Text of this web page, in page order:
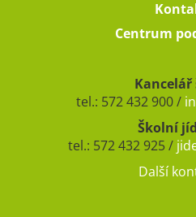
Centrum
Kancelář
tel.: 572 432 900 /
Školní
tel.: 572 432 925 /
Další